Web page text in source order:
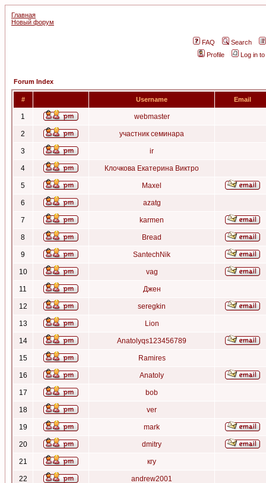
Главная
Новый форум
FAQ
Search
Profile
Log in
Forum Index
# Username Email
1 webmaster
2 участник семинара
3 ir
4 Клочкова Екатерина Виктро
5 Maxel
6 azatg
7 karmen
8 Bread
9 SantechNik
10 vag
11 Джен
12 seregkin
13 Lion
14 Anatolyqs123456789
15 Ramires
16 Anatoly
17 bob
18 ver
19 mark
20 dmitry
21 кгу
22 andrew2001